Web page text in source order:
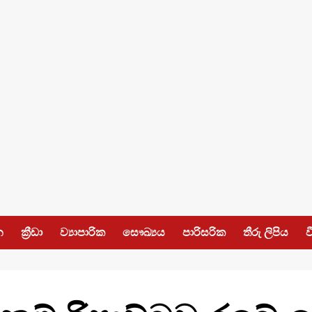
ක්‍රීඩා ව්‍යාපාරික සෞඛ්‍යය පාරිසරික තීරු ලිපිය